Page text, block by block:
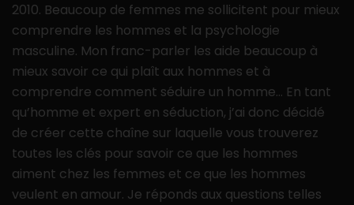
2010. Beaucoup de femmes me sollicitent pour mieux
comprendre les hommes et la psychologie
masculine. Mon franc-parler les aide beaucoup à
mieux savoir ce qui plaît aux hommes et à
comprendre comment séduire un homme… En tant
qu’homme et expert en séduction, j’ai donc décidé
de créer cette chaîne sur laquelle vous trouverez
toutes les clés pour savoir ce que les hommes
aiment chez les femmes et ce que les hommes
veulent en amour. Je réponds aux questions telles